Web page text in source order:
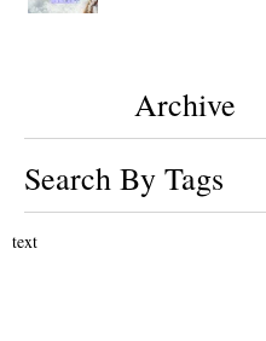
Archive
Search By Tags
text